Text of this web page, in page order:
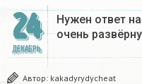
24
ДЕКАБРЬ
Нужен ответ
очень
Автор: kakadyrydycheat